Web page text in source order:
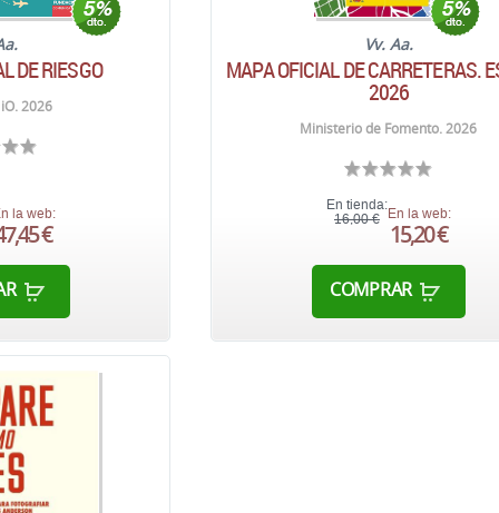
DE RIESGO
2026
la web:
€
Vv. Aa.
MAPA OFICIAL DE CARRETERAS.
2026
Ministerio de Fomento. 2026
En tienda:
16,00 € En la web:
15,20 €
COMPRAR